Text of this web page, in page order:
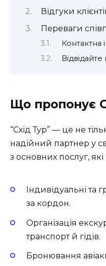
Відгуки
Переваги
Контактна
Відвідайте
Що пропонує
“Схід Тур” — це не
надійний партнер у
з основних послуг,
Індивідуальні та
за кордон.
Організація
транспорт й гідів.
Бронювання